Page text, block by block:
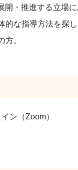
開・推進する立場
的な指導方法を探
方。
ン（Zoom）